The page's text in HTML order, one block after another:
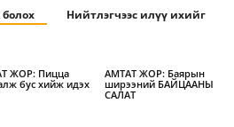
Нийтлэгчээс илүү ихийг
ЖОР: Пицца
бус хийж идэх
АМТАТ ЖОР: Баярын
ширээний БАЙЦААНЫ
САЛАТ